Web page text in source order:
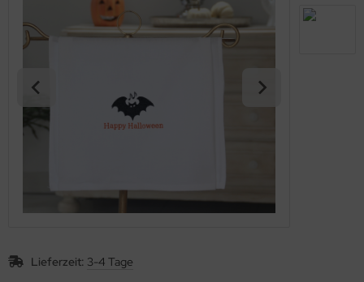
Lieferzeit: 3-4 Tage